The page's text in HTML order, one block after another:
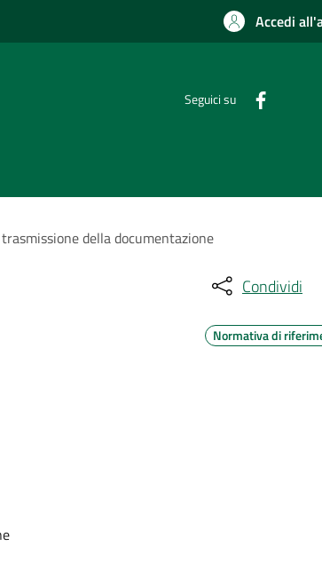
Accedi
Seguici su
della documentazione
Condividi
Normativa di